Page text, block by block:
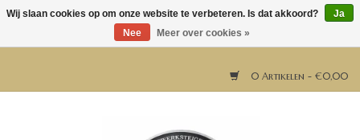
0 Artikelen - €0,00
Wij slaan cookies op om onze website te verbeteren. Is dat akkoord?
Ja
Nee
Meer over cookies »